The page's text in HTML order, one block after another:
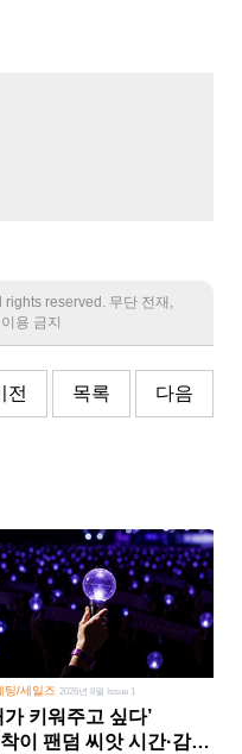
reserved. 무단 전재,
용 금지
전 목록 다음
팅/세일즈 2026년 8월 Issue 1
가 키워주고 싶다’
이 팬덤 씨앗 시간·감정